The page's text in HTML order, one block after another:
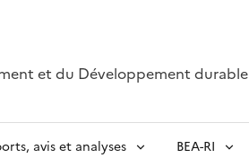
et du Développement durable
avis et analyses BEA-RI